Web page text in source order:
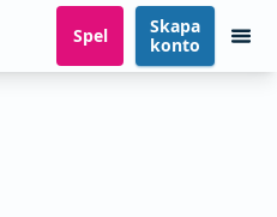
Spel
Skapa
konto